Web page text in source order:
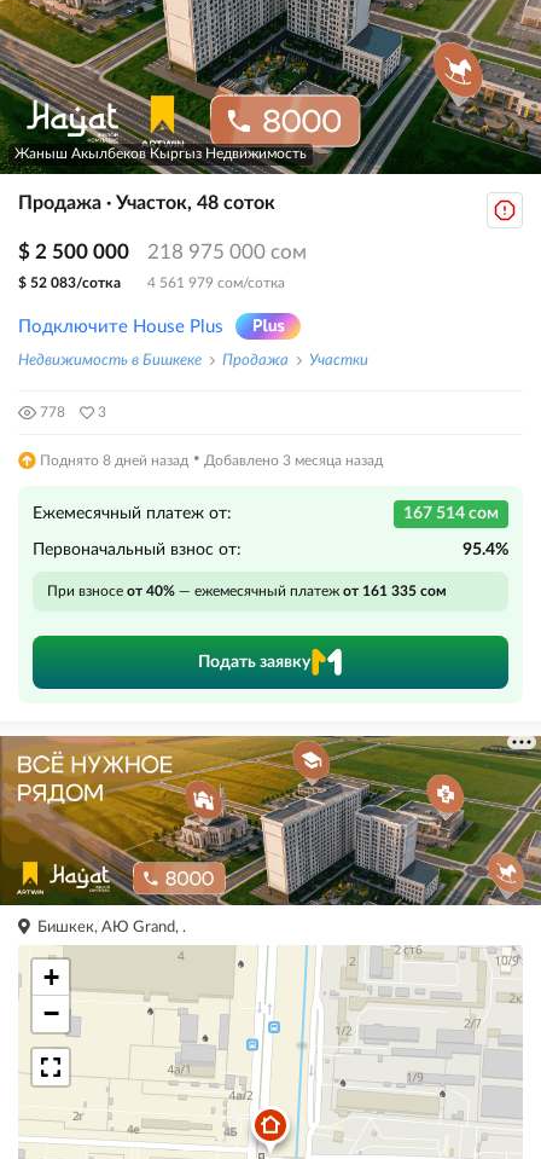
Жаныш Акылбеков Кыргыз Недвижимость
Продажа · Участок, 48 соток
$ 2 500 000 218 975 000 сом
$ 52 083/сотка 4 561 979 сом/сотка
Подключите House Plus
Недвижимость в Бишкеке Продажа Участки
778 3
Поднято 8 дней назад · Добавлено 3 месяца назад
Ежемесячный платеж от: 167 514 сом
Первоначальный взнос от: 95.4%
При взносе от 40% — ежемесячный платеж от 161 335 сом
Подать заявку
Бишкек, АЮ Grand, .
+
−